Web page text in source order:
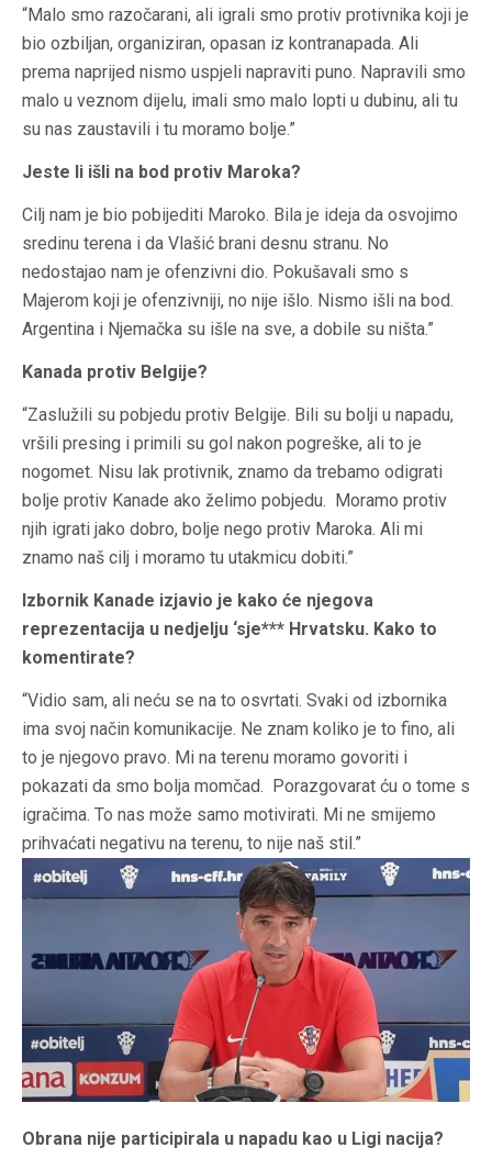
“Malo smo razočarani, ali igrali smo protiv protivnika koji je
bio ozbiljan, organiziran, opasan iz kontranapada. Ali
prema naprijed nismo uspjeli napraviti puno. Napravili smo
malo u veznom dijelu, imali smo malo lopti u dubinu, ali tu
su nas zaustavili i tu moramo bolje.”
Jeste li išli na bod protiv Maroka?
Cilj nam je bio pobijediti Maroko. Bila je ideja da osvojimo
sredinu terena i da Vlašić brani desnu stranu. No
nedostajao nam je ofenzivni dio. Pokušavali smo s
Majerom koji je ofenzivniji, no nije išlo. Nismo išli na bod.
Argentina i Njemačka su išle na sve, a dobile su ništa.”
Kanada protiv Belgije?
“Zaslužili su pobjedu protiv Belgije. Bili su bolji u napadu,
vršili presing i primili su gol nakon pogreške, ali to je
nogomet. Nisu lak protivnik, znamo da trebamo odigrati
bolje protiv Kanade ako želimo pobjedu. Moramo protiv
njih igrati jako dobro, bolje nego protiv Maroka. Ali mi
znamo naš cilj i moramo tu utakmicu dobiti.”
Izbornik Kanade izjavio je kako će njegova
reprezentacija u nedjelju ‘sje*** Hrvatsku. Kako to
komentirate?
“Vidio sam, ali neću se na to osvrtati. Svaki od izbornika
ima svoj način komunikacije. Ne znam koliko je to fino, ali
to je njegovo pravo. Mi na terenu moramo govoriti i
pokazati da smo bolja momčad. Porazgovarat ću o tome s
igračima. To nas može samo motivirati. Mi ne smijemo
prihvaćati negativu na terenu, to nije naš stil.”
Obrana nije participirala u napadu kao u Ligi nacija?